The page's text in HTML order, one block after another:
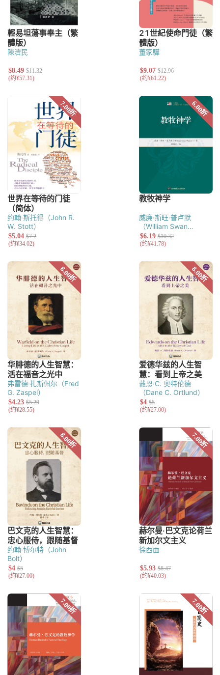
陳濟民 董家驊
约翰·斯托得（John R.
W. Stott）
威廉·斯旺·普卢默
（William Swan
Plumer）
弗雷德·扎斯佩尔（Fred
G. Zaspel）
戴恩·C. 奥特伦德
（Dane C. Ortlund）
约翰·博尔特（John
Bolt）
徐西面